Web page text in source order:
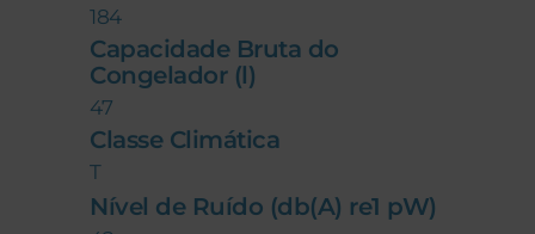
184
Capacidade Bruta do
Congelador (l)
47
Classe Climática
T
Nível de Ruído (db(A) re1 pW)